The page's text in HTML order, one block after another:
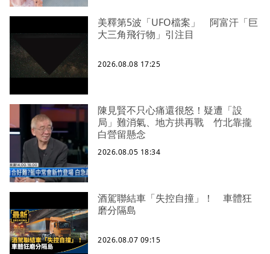
美釋第5波「UFO檔案」 阿富汗「巨
大三角飛行物」引注目
2026.08.08 17:25
陳見賢不只心痛還很怒！疑遭「設
局」難消氣、地方拱再戰 竹北靠攏
白營留懸念
2026.08.05 18:34
酒駕聯結車「失控自撞」！ 車體狂
磨分隔島
2026.08.07 09:15